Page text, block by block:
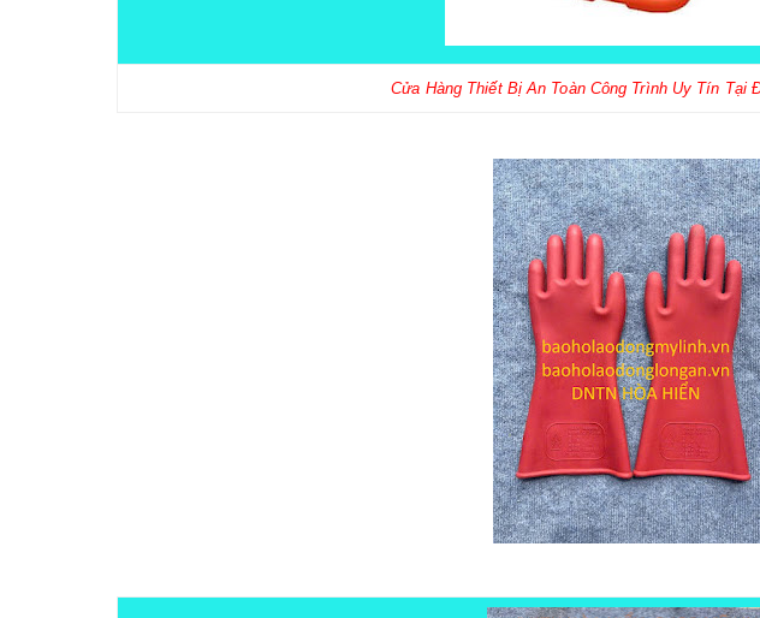
Cửa Hàng Thiết Bị An Toàn Công Trình Uy Tín Tại